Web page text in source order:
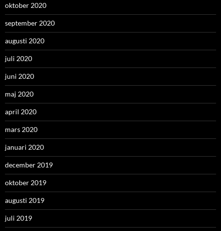
oktober 2020
september 2020
augusti 2020
juli 2020
juni 2020
maj 2020
april 2020
mars 2020
januari 2020
december 2019
oktober 2019
augusti 2019
juli 2019